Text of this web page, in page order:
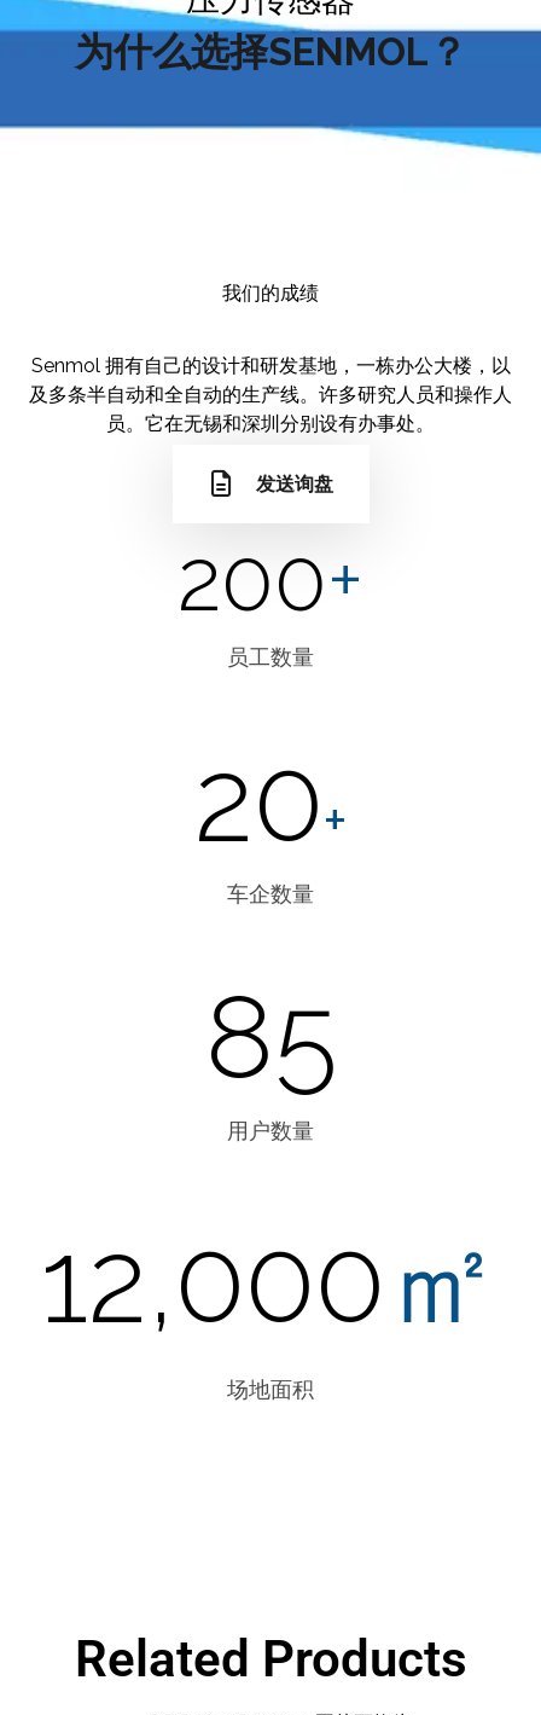
为什么选择SENMOL？
我们的成绩
Senmol 拥有自己的设计和研发基地，一栋办公大楼，以
及多条半自动和全自动的生产线。许多研究人员和操作人
员。它在无锡和深圳分别设有办事处。
发送询盘
200+
员工数量
20+
车企数量
85
用户数量
12,000㎡
场地面积
Related Products